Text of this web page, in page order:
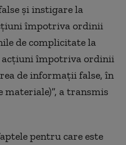
și instigare la
împotriva ordinii
de complicitate la
acţiuni împotriva ordinii
de informații false, în
a transmis
pentru care este